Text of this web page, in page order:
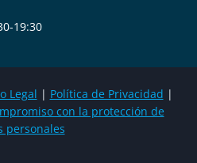
19:30
Legal | Política de Privacidad |
con la protección de
personales